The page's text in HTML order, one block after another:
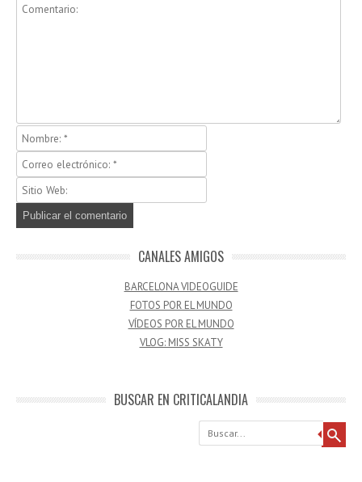
CANALES AMIGOS
BARCELONA VIDEOGUIDE
FOTOS POR EL MUNDO
VÍDEOS POR EL MUNDO
VLOG: MISS SKATY
BUSCAR EN CRITICALANDIA
Buscar